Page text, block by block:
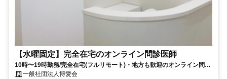
【水曜固定】完全在宅のオンライン問診医師
10時〜19時勤務/完全在宅(フルリモート)・地方も歓迎のオンライン問診
業務一般社団法人博愛会